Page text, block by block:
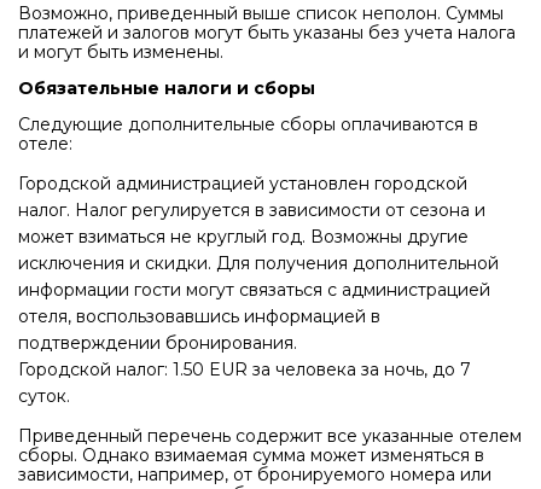
Возможно, приведенный выше список неполон. Суммы
платежей и залогов могут быть указаны без учета налога
и могут быть изменены.
Обязательные налоги и сборы
Следующие дополнительные сборы оплачиваются в
отеле:
Городской администрацией установлен городской
налог. Налог регулируется в зависимости от сезона и
может взиматься не круглый год. Возможны другие
исключения и скидки. Для получения дополнительной
информации гости могут связаться с администрацией
отеля, воспользовавшись информацией в
подтверждении бронирования.
Городской налог: 1.50 EUR за человека за ночь, до 7
суток.
Приведенный перечень содержит все указанные отелем
сборы. Однако взимаемая сумма может изменяться в
зависимости, например, от бронируемого номера или